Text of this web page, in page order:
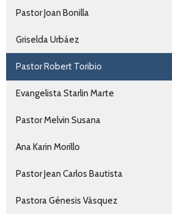
Pastor Joan Bonilla
Griselda Urbáez
Pastor Robert Toribio
Evangelista Starlin Marte
Pastor Melvin Susana
Ana Karin Morillo
Pastor Jean Carlos Bautista
Pastora Génesis Vásquez